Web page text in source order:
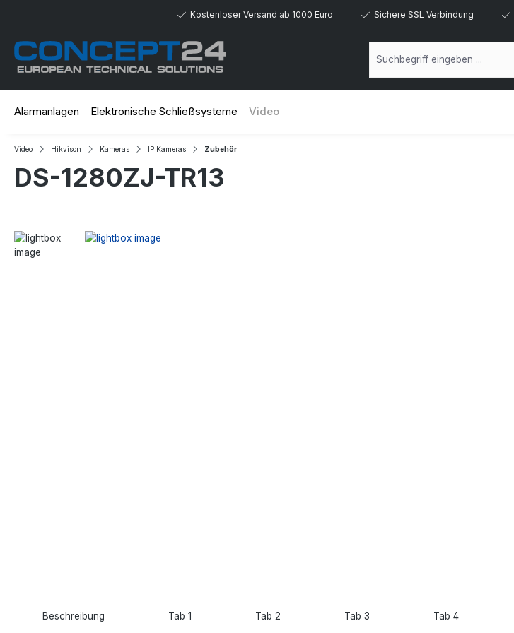
Kostenloser Versand ab 1000 Euro Sichere SSL Verbindung
Alarmanlagen Elektronische Schließsysteme Video
Video Hikvison Kameras IP Kameras Zubehör
DS-1280ZJ-TR13
Beschreibung Tab 1 Tab 2 Tab 3 Tab 4